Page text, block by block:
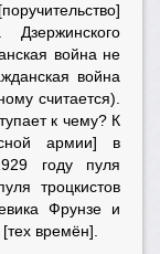
война не
война
считается).
к чему? К
армии] в
году пуля
троцкистов
Фрунзе и
времён].